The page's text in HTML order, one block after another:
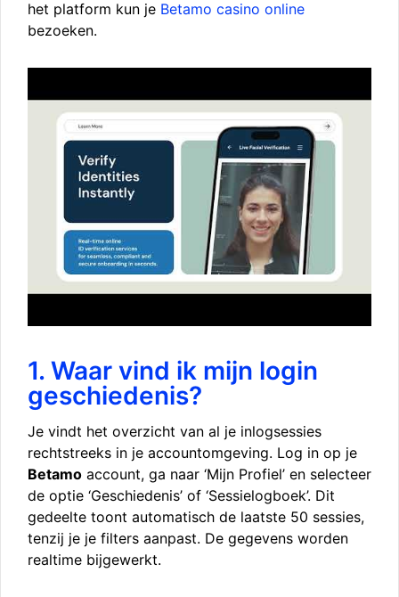
het platform kun je Betamo casino online
bezoeken.
1. Waar vind ik mijn login
geschiedenis?
Je vindt het overzicht van al je inlogsessies
rechtstreeks in je accountomgeving. Log in op je
Betamo account, ga naar ‘Mijn Profiel’ en selecteer
de optie ‘Geschiedenis’ of ‘Sessielogboek’. Dit
gedeelte toont automatisch de laatste 50 sessies,
tenzij je je filters aanpast. De gegevens worden
realtime bijgewerkt.